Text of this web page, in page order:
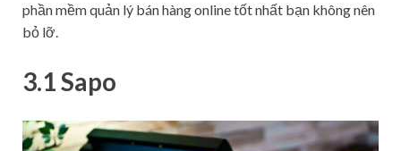
phần mềm quản lý bán hàng online tốt nhất bạn không nên
bỏ lỡ.
3.1 Sapo